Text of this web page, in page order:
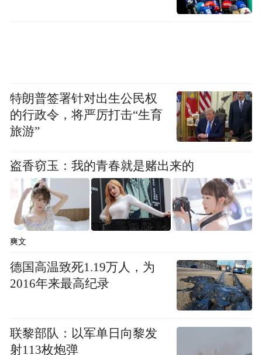
特朗普签署针对出生公民权
的行政令，将严厉打击“生育
旅游”
盗香窃玉：我的青春就是赌出来的
爽文
德国高温致死1.19万人，为
2016年来最高纪录
联黎部队：以军单日向黎发
射113枚炮弹